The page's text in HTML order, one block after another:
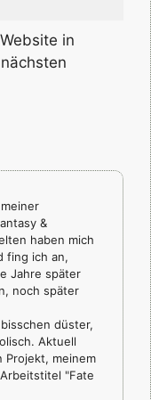
in
&
haben mich
fing ich an,
Jahre später
noch später
düster,
Aktuell
Projekt, meinem
"Fate